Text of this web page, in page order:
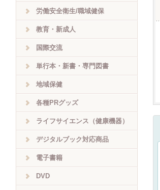
労働安全衛生/職域健保
教育・新成人
国際交流
単行本・新書・専門図書
地域保健
各種PRグッズ
ライフサイエンス（健康機器）
デジタルブック対応商品
電子書籍
DVD